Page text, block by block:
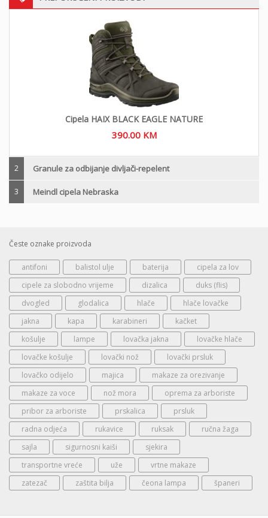
Cipela HAIX BLACK EAGLE NATURE
390.00 KM
2 Granule za odbijanje divljači-repelent
3 Meindl cipela Nebraska
Česte oznake proizvoda
antifoni balistol ulje baterija
cipela za lov
cipele za slobodno vrijeme
dizalica
duks (flis)
dvogled
glodalica hlače
hlače lovačke
jakna
kapa karabineri
kačket
košulje
lampe lovačka jakna
lovačke hlače
lovačke košulje
lovački nož
lovački prsluk
lovačko odijelo
majica
makaze za orezivanje
makaze za voce
nož mora
oprema za arboriste
pribor za arboriste
prskalica
prsluk
radna odjeća
rukavice ruksak
ručna žaga
sajla
sigurnosni kaiši
sjekira
transportne vreće
uže
vrtne makaze
zatezač
zaštita bilja čeona lampa španeri